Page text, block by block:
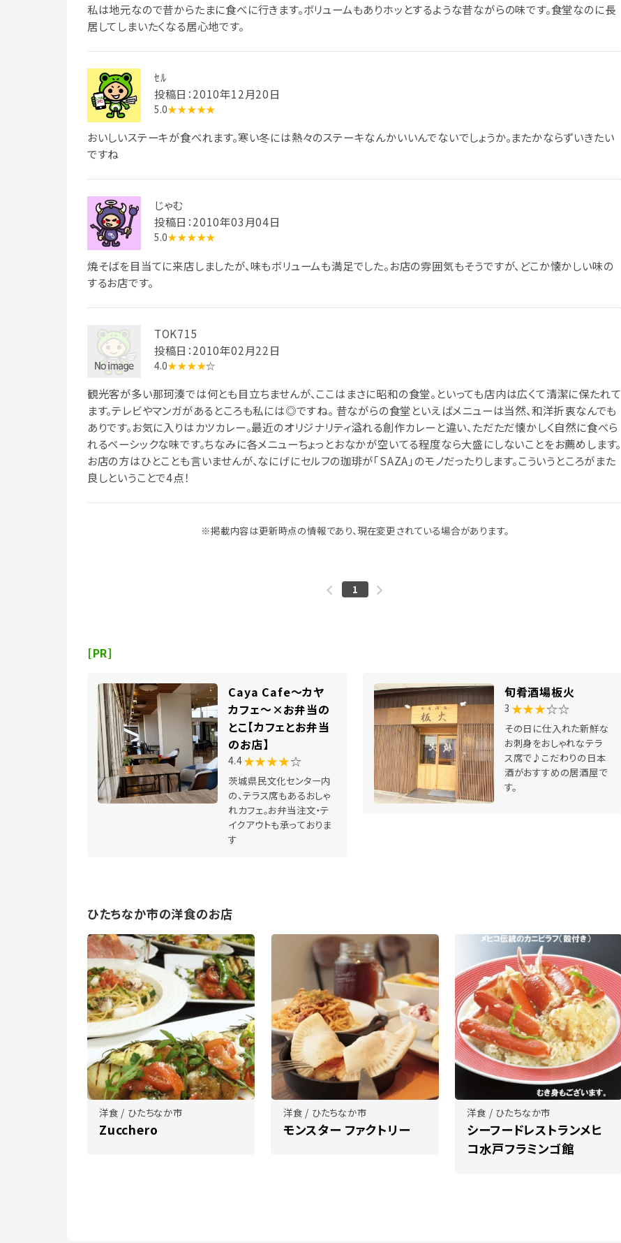
私は地元なので昔からたまに食べに行きます。ボリュームもありホッとするような昔ながらの味です。食堂なのに長
居してしまいたくなる居心地です。
ｾﾙ
投稿日：2010年12月20日
5.0★★★★★
おいしいステーキが食べれます。寒い冬には熱々のステーキなんかいいんでないでしょうか。またかならずいきたい
ですね
じゃむ
投稿日：2010年03月04日
5.0★★★★★
焼そばを目当てに来店しましたが、味もボリュームも満足でした。お店の雰囲気もそうですが、どこか懐かしい味の
するお店です。
TOK715
投稿日：2010年02月22日
4.0★★★★☆
観光客が多い那珂湊では何とも目立ちませんが、ここはまさに昭和の食堂。といっても店内は広くて清潔に保たれて
ます。テレビやマンガがあるところも私には◎ですね。 昔ながらの食堂といえばメニューは当然、和洋折衷なんでも
ありです。お気に入りはカツカレー。最近のオリジナリティ溢れる創作カレーと違い、ただただ懐かしく自然に食べら
れるベーシックな味です。ちなみに各メニューちょっとおなかが空いてる程度なら大盛にしないことをお薦めします。
お店の方はひとことも言いませんが、なにげにセルフの珈琲が｢SAZA｣のモノだったりします。こういうところがまた
良しということで4点！
※掲載内容は更新時点の情報であり、現在変更されている場合があります。
1
[PR]
Caya Cafe～カヤ
カフェ～×お弁当の
とこ【カフェとお弁当
のお店】
4.4★★★★☆
茨城県民文化センター内
の、テラス席もあるおしゃ
れカフェ。お弁当注文・テ
イクアウトも承っておりま
す
旬肴酒場板火
3 ★★★☆☆
その日に仕入れた新鮮な
お刺身をおしゃれなテラ
ス席で♪こだわりの日本
酒がおすすめの居酒屋で
す。
ひたちなか市の洋食のお店
洋食 / ひたちなか市
Zucchero
洋食 / ひたちなか市
モンスター ファクトリー
洋食 / ひたちなか市
シーフードレストランメヒ
コ水戸フラミンゴ館